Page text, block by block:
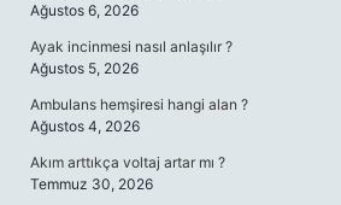
Ağustos 6, 2026
Ayak incinmesi nasıl anlaşılır ?
Ağustos 5, 2026
Ambulans hemşiresi hangi alan ?
Ağustos 4, 2026
Akım arttıkça voltaj artar mı ?
Temmuz 30, 2026